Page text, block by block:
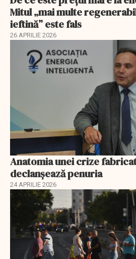
Mitul „mai multe
ieftină” este fals
26 APRILIE 2026
Anatomia unei crize
declanșează penuria
24 APRILIE 2026